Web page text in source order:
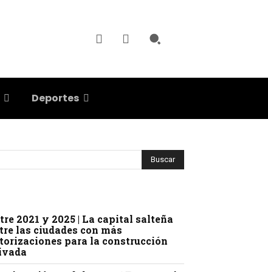
Deportes
2021 y 2025 | La capital salteña
las ciudades con más
para la construcción